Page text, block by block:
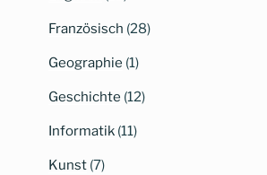
Französisch (28)
Geographie (1)
Geschichte (12)
Informatik (11)
Kunst (7)